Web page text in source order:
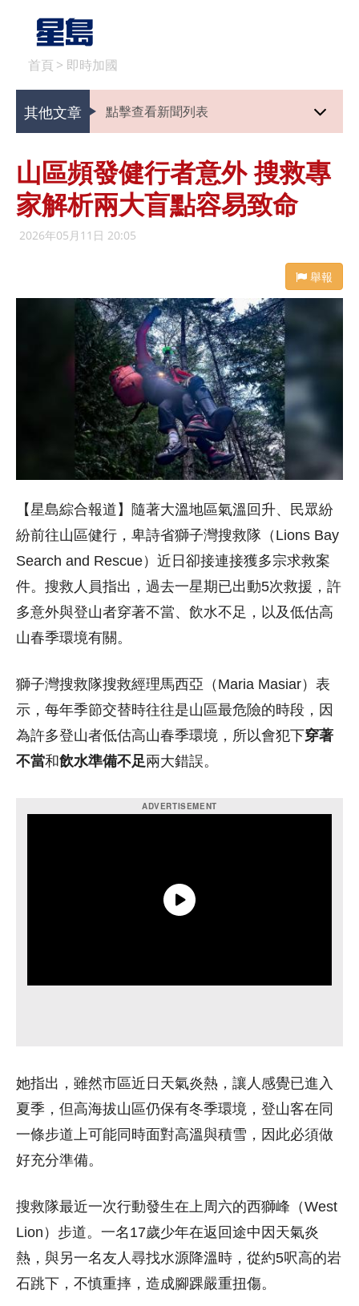
首頁 > 即時加國
其他文章 點擊查看新聞列表
山區頻發健行者意外 搜救專
家解析兩大盲點容易致命
2026年05月11日 20:05
舉報
【星島綜合報道】隨著大溫地區氣溫回升、民眾紛
紛前往山區健行，卑詩省獅子灣搜救隊（Lions Bay
Search and Rescue）近日卻接連接獲多宗求救案
件。搜救人員指出，過去一星期已出動5次救援，許
多意外與登山者穿著不當、飲水不足，以及低估高
山春季環境有關。
獅子灣搜救隊搜救經理馬西亞（ Maria Masiar）表
示，每年季節交替時往往是山區最危險的時段，因
為許多登山者低估高山春季環境，所以會犯下穿著
不當和飲水準備不足兩大錯誤。
她指出，雖然市區近日天氣炎熱，讓人感覺已進入
夏季，但高海拔山區仍保有冬季環境，登山客在同
一條步道上可能同時面對高溫與積雪，因此必須做
好充分準備。
搜救隊最近一次行動發生在上周六的西獅峰（West
Lion）步道。一名17歲少年在返回途中因天氣炎
熱，與另一名友人尋找水源降溫時，從約5呎高的岩
石跳下，不慎重摔，造成腳踝嚴重扭傷。